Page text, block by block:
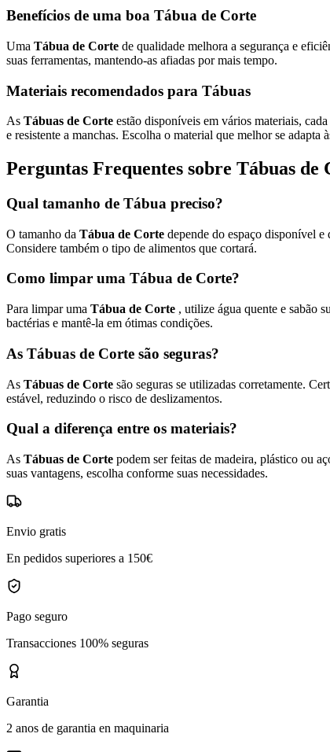
Benefícios de uma boa Tábua de Corte
Uma Tábua de Corte de qualidade melhora a segurança e
suas ferramentas, mantendo-as afiadas por mais tempo.
Materiais recomendados para Tábuas
As Tábuas de Corte estão disponíveis em vários materiais,
e resistente a manchas. Escolha o material que melhor se adapta
Perguntas Frequentes sobre Tábuas de
Qual tamanho de Tábua preciso?
O tamanho da Tábua de Corte depende do espaço disponível e
Considere também o tipo de alimentos que cortará.
Como limpar uma Tábua de Corte?
Para limpar uma Tábua de Corte , utilize água quente e sabão
bactérias e mantê-la em ótimas condições.
As Tábuas de Corte são seguras?
As Tábuas de Corte são seguras se utilizadas corretamente.
estável, reduzindo o risco de deslizamentos.
Qual a diferença entre os materiais?
As Tábuas de Corte podem ser feitas de madeira, plástico ou
suas vantagens, escolha conforme suas necessidades.
Envio gratis
En pedidos superiores a 150€
Pago seguro
Transacciones 100% seguras
Garantia
2 anos de garantia en maquinaria